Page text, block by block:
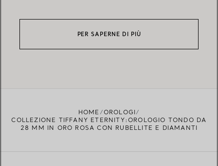
PER SAPERNE DI PIÙ
HOME
OROLOGI
COLLEZIONE TIFFANY ETERNITY:OROLOGIO TONDO DA
28 MM IN ORO ROSA CON RUBELLITE E DIAMANTI